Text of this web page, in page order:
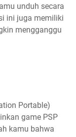
unduh secara
ini juga memiliki
mengganggu
Portable)
game PSP
kamu bahwa